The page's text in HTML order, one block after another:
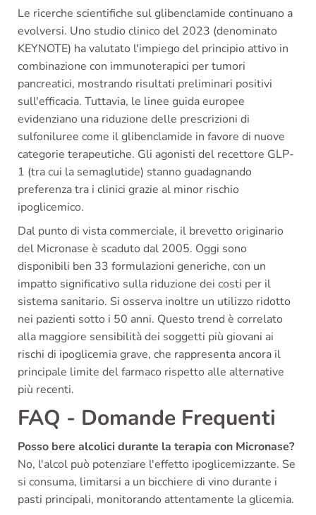
Le ricerche scientifiche sul glibenclamide continuano a
evolversi. Uno studio clinico del 2023 (denominato
KEYNOTE) ha valutato l'impiego del principio attivo in
combinazione con immunoterapici per tumori
pancreatici, mostrando risultati preliminari positivi
sull'efficacia. Tuttavia, le linee guida europee
evidenziano una riduzione delle prescrizioni di
sulfoniluree come il glibenclamide in favore di nuove
categorie terapeutiche. Gli agonisti del recettore GLP-
1 (tra cui la semaglutide) stanno guadagnando
preferenza tra i clinici grazie al minor rischio
ipoglicemico.
Dal punto di vista commerciale, il brevetto originario
del Micronase è scaduto dal 2005. Oggi sono
disponibili ben 33 formulazioni generiche, con un
impatto significativo sulla riduzione dei costi per il
sistema sanitario. Si osserva inoltre un utilizzo ridotto
nei pazienti sotto i 50 anni. Questo trend è correlato
alla maggiore sensibilità dei soggetti più giovani ai
rischi di ipoglicemia grave, che rappresenta ancora il
principale limite del farmaco rispetto alle alternative
più recenti.
FAQ - Domande Frequenti
Posso bere alcolici durante la terapia con Micronase?
No, l'alcol può potenziare l'effetto ipoglicemizzante. Se
si consuma, limitarsi a un bicchiere di vino durante i
pasti principali, monitorando attentamente la glicemia.